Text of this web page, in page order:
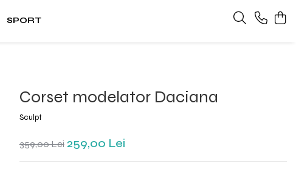
SPORT
Corset modelator Daciana
Sculpt
359,00 Lei 259,00 Lei